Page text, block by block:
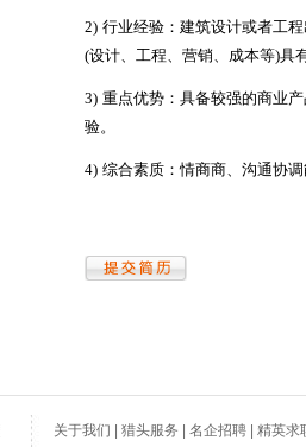
2) 行业经验： 建筑设计或者工
(设计、工程、营销、成本等)具
3) 重点优势： 具备较强的商业
验。
4) 综合素质：情商商、 沟通协
关于我们 猎头服务 名企招聘
精英求